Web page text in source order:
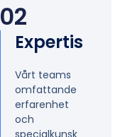
02
Expertis
Vårt teams
omfattande
erfarenhet
och